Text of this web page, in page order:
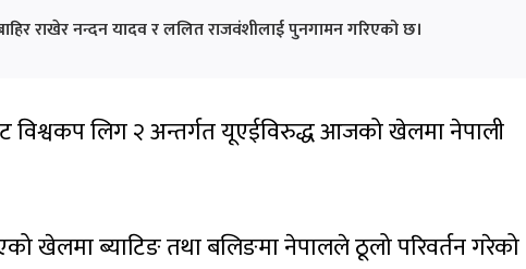
राखेर नन्दन यादव र ललित राजवंशीलाई पुनगामन गरिएको छ।
विश्वकप लिग २ अन्तर्गत यूएईविरुद्ध आजको खेलमा नेपाली
खेलमा ब्याटिङ तथा बलिङमा नेपालले ठूलो परिवर्तन गरेको